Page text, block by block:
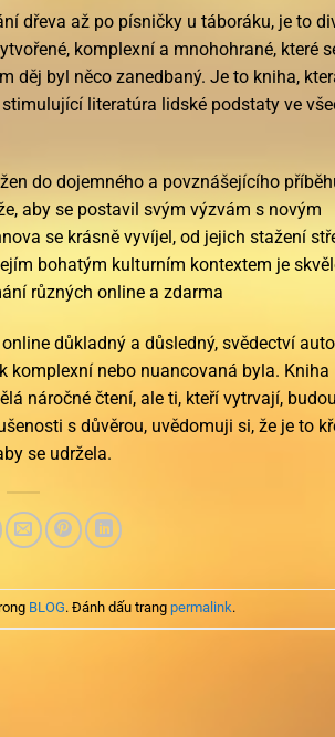
dřeva až po písničky u táboráku, je to
komplexní a mnohohrané, které
děj byl něco zanedbaný. Je to kniha,
literatúra lidské podstaty ve
do dojemného a povznášejícího
aby se postavil svým výzvám s novým
se krásně vyvíjel, od jejich stažení
bohatým kulturním kontextem je
různých online a zdarma
důkladný a důsledný, svědectví
komplexní nebo nuancovaná byla. Kniha
náročné čtení, ale ti, kteří vytrvají, budou
s důvěrou, uvědomuji si, že je to
se udržela.
BLOG. Đánh dấu trang permalink.